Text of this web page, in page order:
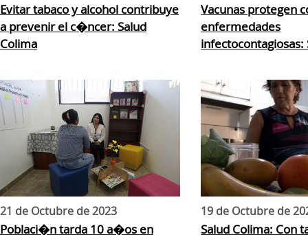
Evitar tabaco y alcohol contribuye
a prevenir el c�ncer: Salud
Colima
Vacunas protegen
enfermedades
infectocontagiosas:
21 de Octubre de 2023
Poblaci�n tarda 10 a�os en
19 de Octubre de
Salud Colima: Con